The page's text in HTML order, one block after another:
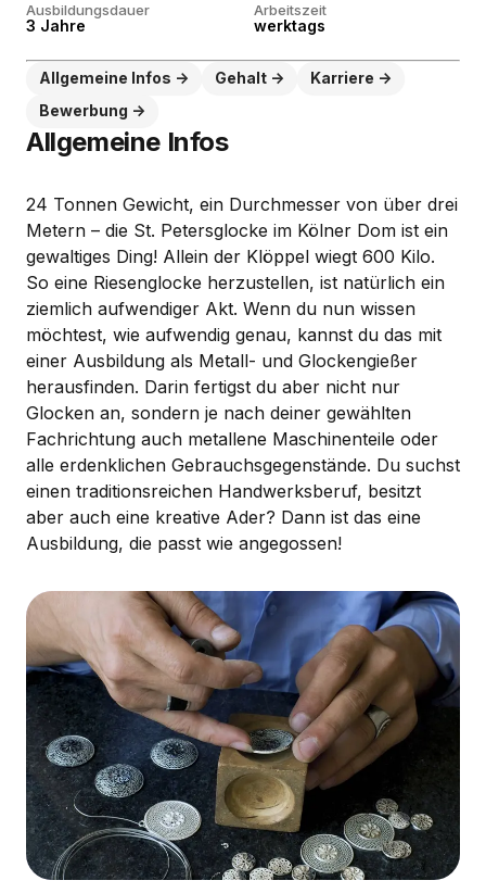
Ausbildungsdauer
3 Jahre
Arbeitszeit
werktags
Allgemeine Infos Gehalt
Karriere
Bewerbung
Allgemeine Infos
24 Tonnen Gewicht, ein Durchmesser von über drei
Metern – die St. Petersglocke im Kölner Dom ist ein
gewaltiges Ding! Allein der Klöppel wiegt 600 Kilo.
So eine Riesenglocke herzustellen, ist natürlich ein
ziemlich aufwendiger Akt. Wenn du nun wissen
möchtest, wie aufwendig genau, kannst du das mit
einer Ausbildung als Metall- und Glockengießer
herausfinden. Darin fertigst du aber nicht nur
Glocken an, sondern je nach deiner gewählten
Fachrichtung auch metallene Maschinenteile oder
alle erdenklichen Gebrauchsgegenstände. Du suchst
einen traditionsreichen Handwerksberuf, besitzt
aber auch eine kreative Ader? Dann ist das eine
Ausbildung, die passt wie angegossen!